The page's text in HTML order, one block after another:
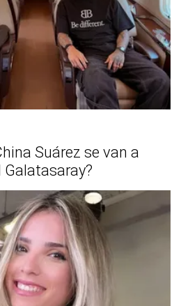
Suárez se van a
Galatasaray?